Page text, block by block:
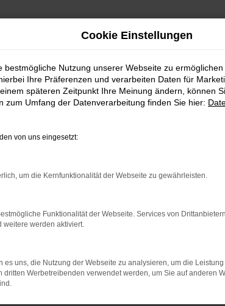
bestimmter Seiten verhindern. Funktioniert
beheben.
auf dem neuesten Stand sind.
kann auch dazu führen, dass bestimmte
uns bitte. Wir werden versuchen, das
Cookie Einstellungen
bestmögliche Nutzung unserer Webseite zu
Ihre Präferenzen und verarbeiten Daten für
späteren Zeitpunkt Ihre Meinung ändern, können
zum Umfang der Datenverarbeitung finden Sie hier:
von uns eingesetzt:
um die Kernfunktionalität der Webseite zu gewährleisten.
Funktionalität der Webseite. Services von
weitere werden aktiviert.
es uns, die Nutzung der Webseite zu analysieren, um die
dritten Werbetreibenden verwendet werden, um Sie auf anderen